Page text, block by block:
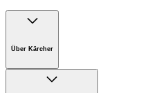
Über Kärcher
Unternehmen